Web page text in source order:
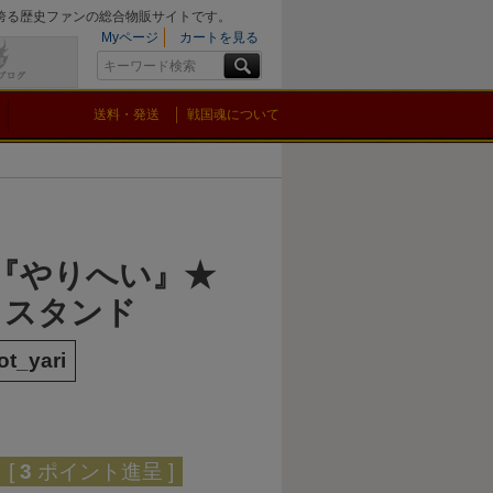
歴史ファンの総合物販サイトです。
Myページ
カートを見る
送料・発送 戦国魂について
やりへい』★
タンド
[ 3 ポイント進呈 ]